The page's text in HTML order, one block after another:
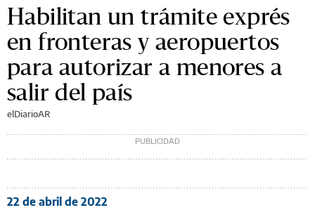
Habilitan un trámite exprés
en fronteras y aeropuertos
para autorizar a menores a
salir del país
elDiarioAR
22 de abril de 2022